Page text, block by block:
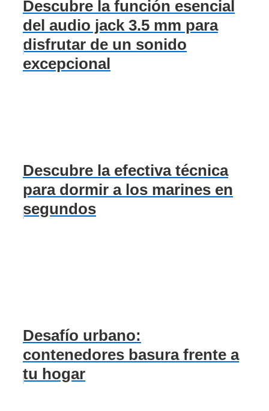
Descubre la función esencial
del audio jack 3.5 mm para
disfrutar de un sonido
excepcional
Descubre la efectiva técnica
para dormir a los marines en
segundos
Desafío urbano:
contenedores basura frente a
tu hogar